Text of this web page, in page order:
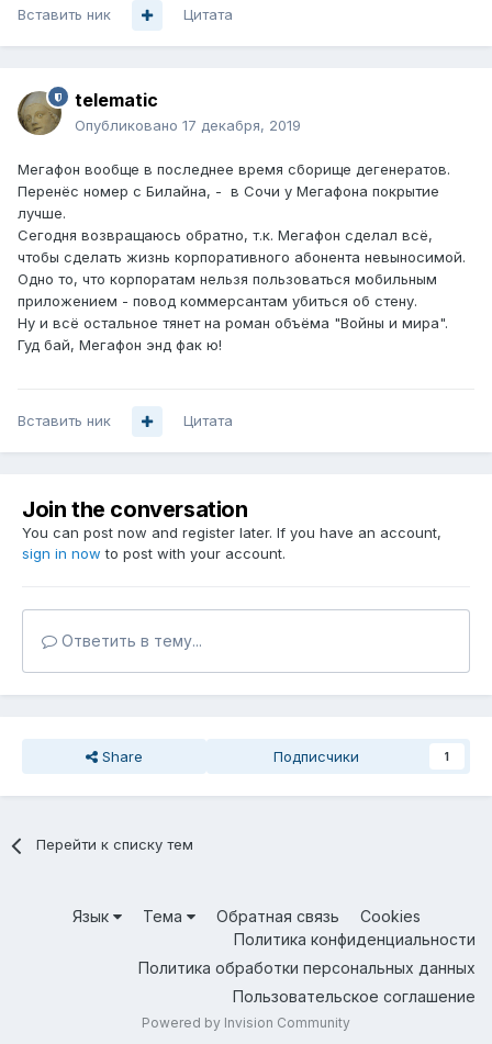
Вставить ник Цитата
telematic
Опубликовано 17 декабря, 2019
Мегафон вообще в последнее время сборище дегенератов.
Перенёс номер с Билайна, - в Сочи у Мегафона покрытие
лучше.
Сегодня возвращаюсь обратно, т.к. Мегафон сделал всё,
чтобы сделать жизнь корпоративного абонента невыносимой.
Одно то, что корпоратам нельзя пользоваться мобильным
приложением - повод коммерсантам убиться об стену.
Ну и всё остальное тянет на роман объёма "Войны и мира".
Гуд бай, Мегафон энд фак ю!
Вставить ник Цитата
Join the conversation
You can post now and register later. If you have an account,
sign in now to post with your account.
Ответить в тему...
Share Подписчики 1
Перейти к списку тем
Язык Тема Обратная связь
Cookies
Политика конфиденциальности
Политика обработки персональных данных
Пользовательское соглашение
Powered by Invision Community